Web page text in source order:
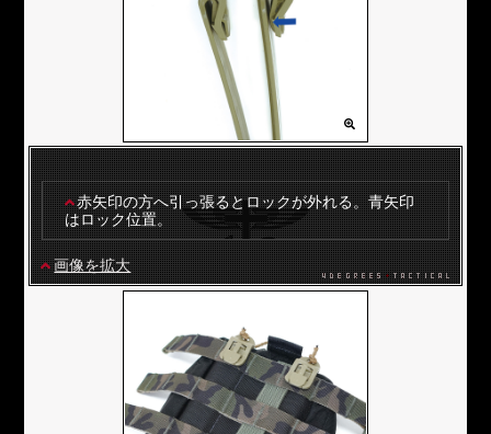
赤矢印の方へ引っ張るとロックが外れる。青矢印
はロック位置。
画像を拡大